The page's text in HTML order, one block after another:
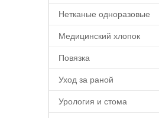
Нетканые одноразовые
Медицинский хлопок
Повязка
Уход за раной
Урология и стома